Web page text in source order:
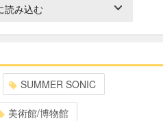
読み込む
SUMMER SONIC
美術館/博物館